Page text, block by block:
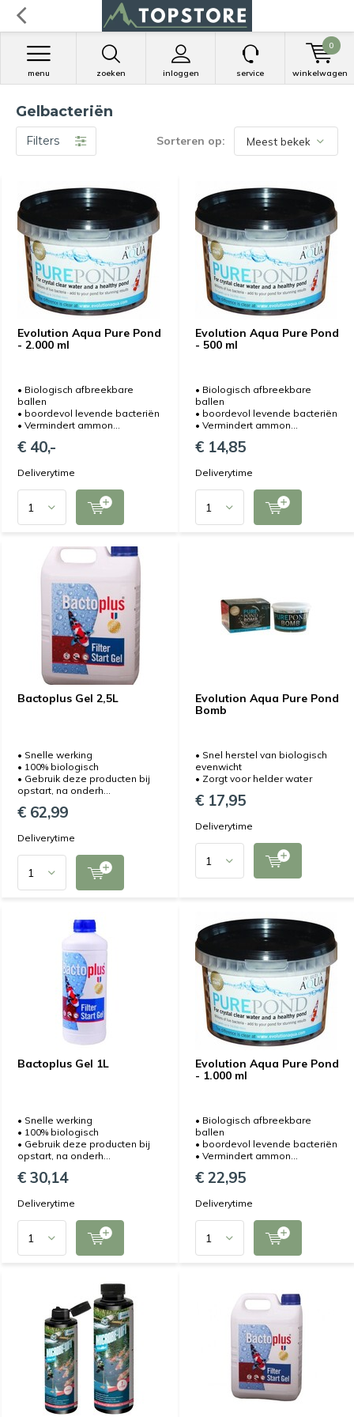
zoeken inloggen
menu service winkelwagen
0
Gelbacteriën
Filters Sorteren op:
Evolution Aqua Pure Pond
- 2.000 ml
• Biologisch afbreekbare
ballen
• boordevol levende bacteriën
• Vermindert ammon...
€ 40,-
Deliverytime
Evolution Aqua Pure Pond
- 500 ml
• Biologisch afbreekbare
ballen
• boordevol levende bacteriën
• Vermindert ammon...
€ 14,85
Deliverytime
Bactoplus Gel 2,5L
• Snelle werking
• 100% biologisch
• Gebruik deze producten bij
opstart, na onderh...
€ 62,99
Deliverytime
Evolution Aqua Pure Pond
Bomb
• Snel herstel van biologisch
evenwicht
• Zorgt voor helder water
€ 17,95
Deliverytime
Bactoplus Gel 1L
• Snelle werking
• 100% biologisch
• Gebruik deze producten bij
opstart, na onderh...
€ 30,14
Deliverytime
Evolution Aqua Pure Pond
- 1.000 ml
• Biologisch afbreekbare
ballen
• boordevol levende bacteriën
• Vermindert ammon...
€ 22,95
Deliverytime